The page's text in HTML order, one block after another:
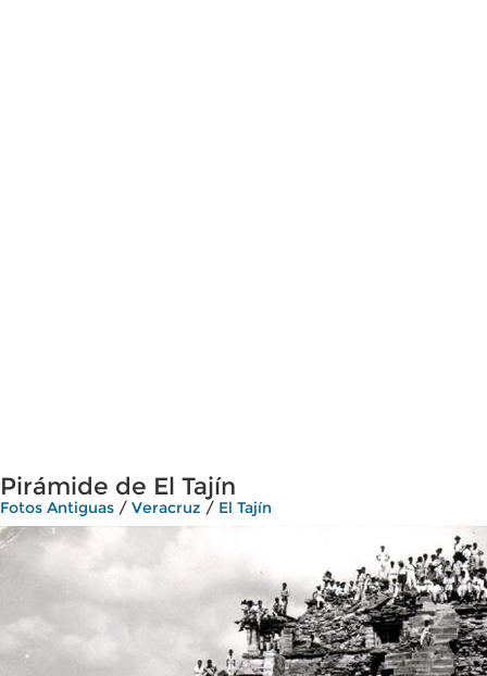
Pirámide de El Tajín
Fotos Antiguas / Veracruz / El Tajín